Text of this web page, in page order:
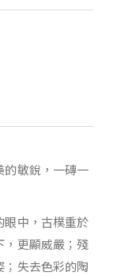
的敏銳，一磚一
眼中，古樸重於
，更顯威嚴；殘
失去色彩的陶